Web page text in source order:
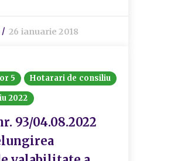
26 ianuarie 2018
5
Hotarari de consiliu
2022
93/04.08.2022